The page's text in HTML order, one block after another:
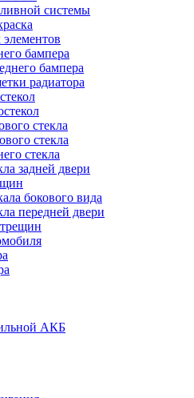
системы
бампера
бампера
радиатора
стекла
стекла
стекла
задней двери
бокового вида
передней двери
АКБ